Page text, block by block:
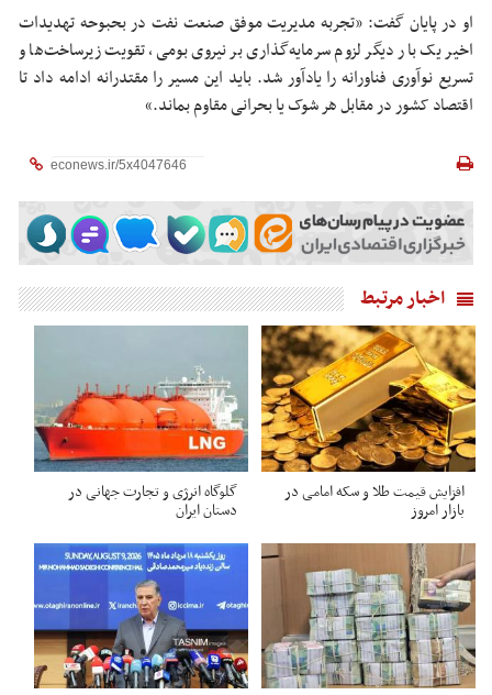
او در پایان گفت: «تجربه مدیریت موفق صنعت نفت در بحبوحه تهدیدات
اخیر یک بار دیگر لزوم سرمایه‌گذاری بر نیروی بومی، تقویت زیرساخت‌ها و
تسریع نوآوری فناورانهرا یادآور شد. باید این مسیر را مقتدرانه ادامه داد تا
اقتصاد کشور در مقابل هر شوک یا بحرانی مقاوم بماند.»
اخبار مرتبط
افزایش قیمت طلا و سکه امامی در
بازار امروز
گلوگاه انرژی و تجارت جهانی در
دستان ایران